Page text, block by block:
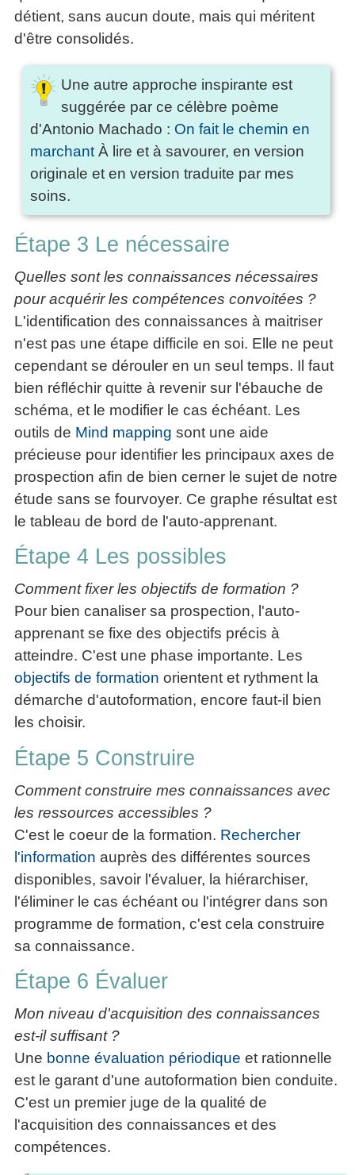
détient, sans aucun doute, mais qui méritent
d'être consolidés.
Une autre approche inspirante est
suggérée par ce célèbre poème
d'Antonio Machado : On fait le chemin en
marchant À lire et à savourer, en version
originale et en version traduite par mes
soins.
Étape 3 Le nécessaire
Quelles sont les connaissances nécessaires
pour acquérir les compétences convoitées ?
L'identification des connaissances à maitriser
n'est pas une étape difficile en soi. Elle ne peut
cependant se dérouler en un seul temps. Il faut
bien réfléchir quitte à revenir sur l'ébauche de
schéma, et le modifier le cas échéant. Les
outils de Mind mapping sont une aide
précieuse pour identifier les principaux axes de
prospection afin de bien cerner le sujet de notre
étude sans se fourvoyer. Ce graphe résultat est
le tableau de bord de l'auto-apprenant.
Étape 4 Les possibles
Comment fixer les objectifs de formation ?
Pour bien canaliser sa prospection, l'auto-
apprenant se fixe des objectifs précis à
atteindre. C'est une phase importante. Les
objectifs de formation orientent et rythment la
démarche d'autoformation, encore faut-il bien
les choisir.
Étape 5 Construire
Comment construire mes connaissances avec
les ressources accessibles ?
C'est le coeur de la formation. Rechercher
l'information auprès des différentes sources
disponibles, savoir l'évaluer, la hiérarchiser,
l'éliminer le cas échéant ou l'intégrer dans son
programme de formation, c'est cela construire
sa connaissance.
Étape 6 Évaluer
Mon niveau d'acquisition des connaissances
est-il suffisant ?
Une bonne évaluation périodique et rationnelle
est le garant d'une autoformation bien conduite.
C'est un premier juge de la qualité de
l'acquisition des connaissances et des
compétences.